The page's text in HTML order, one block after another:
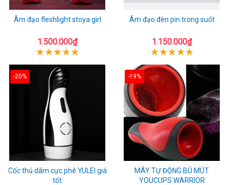
Âm đạo fleshlight stoya girl
1.500.000₫
Âm đạo đèn pin trong suốt
1.150.000₫
-20%
Cốc thủ dâm cực phê YULEI giá
tốt
-19%
MÁY TỰ ĐỘNG BÚ MÚT
YOUCUPS WARRIOR